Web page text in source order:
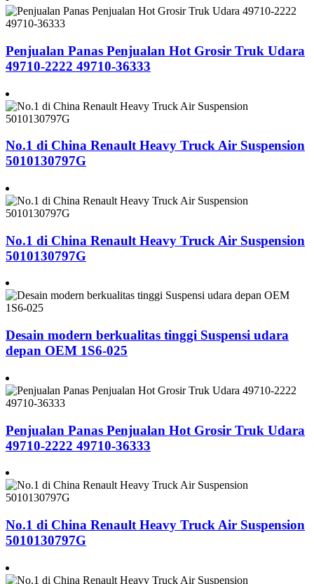
Penjualan Panas Penjualan Hot Grosir Truk Udara
49710-2222 49710-36333
No.1 di China Renault Heavy Truck Air Suspension
5010130797G
No.1 di China Renault Heavy Truck Air Suspension
5010130797G
Desain modern berkualitas tinggi Suspensi udara
depan OEM 1S6-025
Penjualan Panas Penjualan Hot Grosir Truk Udara
49710-2222 49710-36333
No.1 di China Renault Heavy Truck Air Suspension
5010130797G